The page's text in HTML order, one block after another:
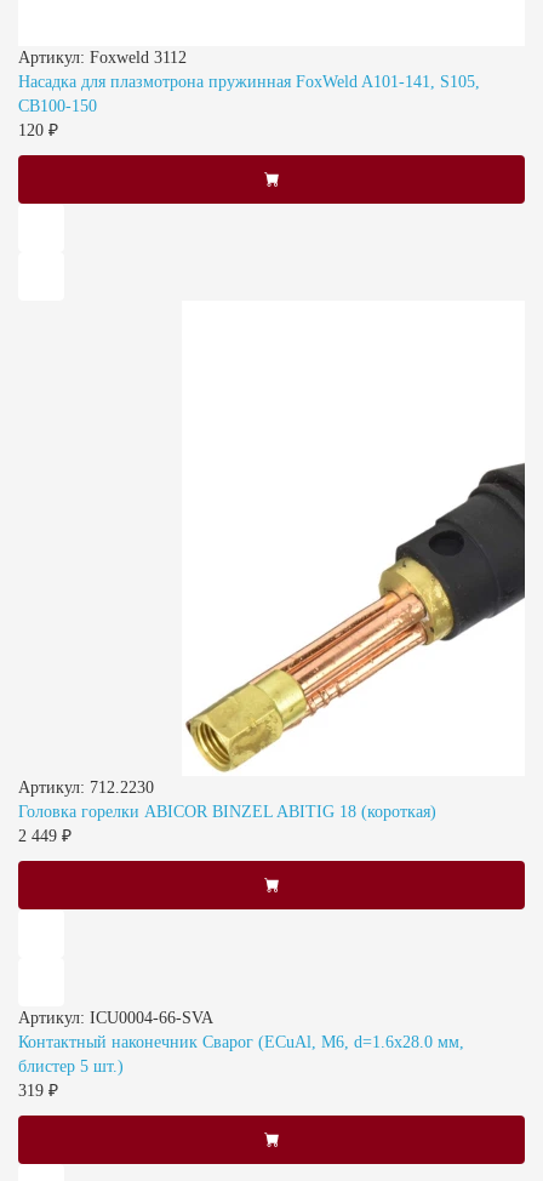
Артикул: Foxweld 3112
Насадка для плазмотрона пружинная FoxWeld A101-141, S105,
CB100-150
120 ₽
Артикул: 712.2230
Головка горелки ABICOR BINZEL ABITIG 18 (короткая)
2 449 ₽
Артикул: ICU0004-66-SVA
Контактный наконечник Сварог (ECuAl, M6, d=1.6x28.0 мм,
блистер 5 шт.)
319 ₽